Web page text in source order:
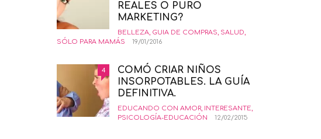
REALES O PURO
MARKETING?
BELLEZA, GUIA DE COMPRAS, SALUD,
SÓLO PARA MAMÁS
19/01/2016
4
COMÓ CRIAR NIÑOS
INSORPOTABLES. LA GUÍA
DEFINITIVA.
EDUCANDO CON AMOR, INTERESANTE,
PSICOLOGÍA-EDUCACIÓN
12/02/2015